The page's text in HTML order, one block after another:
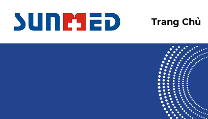
Trang Chủ